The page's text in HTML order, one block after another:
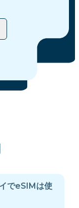
でeSIMは使